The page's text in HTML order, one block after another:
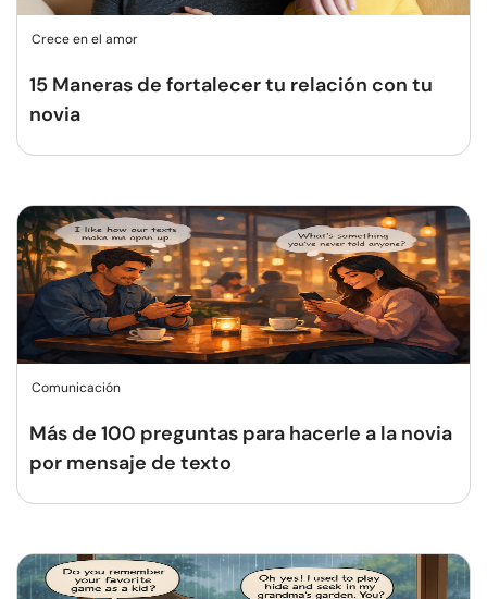
Crece en el amor
15 Maneras de fortalecer tu relación con tu
novia
Comunicación
Más de 100 preguntas para hacerle a la novia
por mensaje de texto